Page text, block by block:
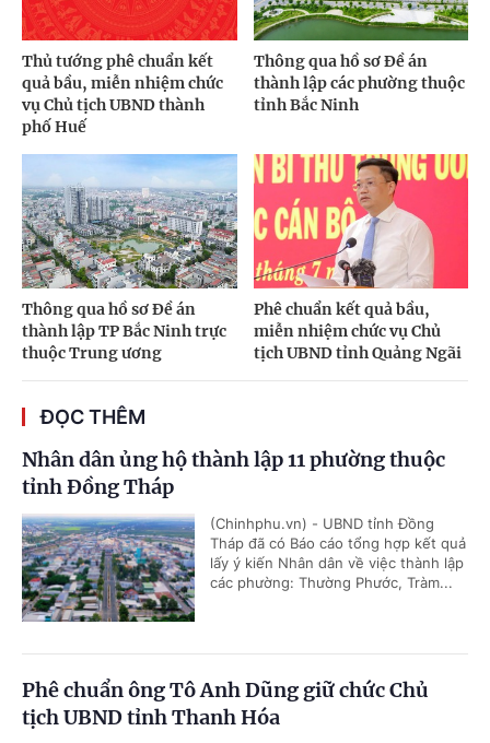
Thủ tướng phê chuẩn kết
quả bầu, miễn nhiệm chức
vụ Chủ tịch UBND thành
phố Huế
Thông qua hồ sơ Đề án
thành lập các phường thuộc
tỉnh Bắc Ninh
Thông qua hồ sơ Đề án
thành lập TP Bắc Ninh trực
thuộc Trung ương
Phê chuẩn kết quả bầu,
miễn nhiệm chức vụ Chủ
tịch UBND tỉnh Quảng Ngãi
ĐỌC THÊM
Nhân dân ủng hộ thành lập 11 phường thuộc
tỉnh Đồng Tháp
(Chinhphu.vn) - UBND tỉnh Đồng
Tháp đã có Báo cáo tổng hợp kết quả
lấy ý kiến Nhân dân về việc thành lập
các phường: Thường Phước, Tràm...
Phê chuẩn ông Tô Anh Dũng giữ chức Chủ
tịch UBND tỉnh Thanh Hóa